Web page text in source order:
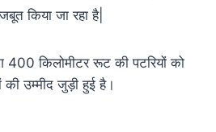
किया जा रहा है|
400 किलोमीटर रूट की पटरियों को
उम्मीद जुड़ी हुई है।